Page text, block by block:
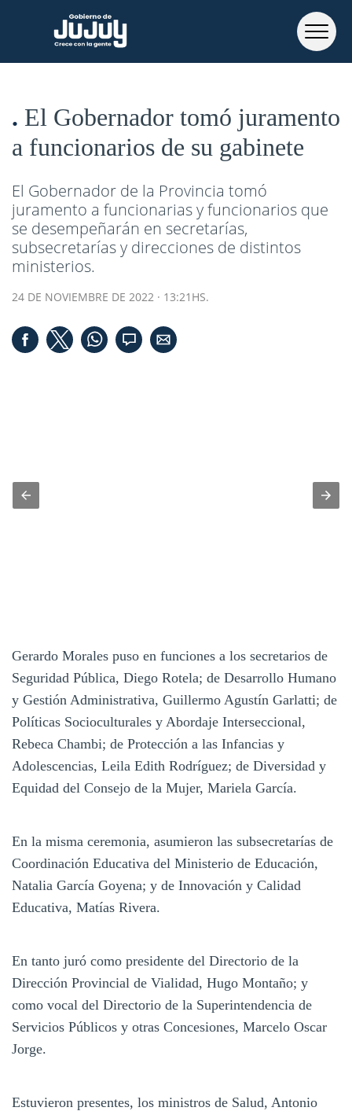
El Gobernador tomó juramento
a funcionarios de su gabinete
El Gobernador de la Provincia tomó
juramento a funcionarias y funcionarios que
se desempeñarán en secretarías,
subsecretarías y direcciones de distintos
ministerios.
24 DE NOVIEMBRE DE 2022 · 13:21HS.
Gerardo Morales puso en funciones a los secretarios de
Seguridad Pública, Diego Rotela; de Desarrollo Humano
y Gestión Administrativa, Guillermo Agustín Garlatti; de
Políticas Socioculturales y Abordaje Interseccional,
Rebeca Chambi; de Protección a las Infancias y
Adolescencias, Leila Edith Rodríguez; de Diversidad y
Equidad del Consejo de la Mujer, Mariela García.
En la misma ceremonia, asumieron las subsecretarías de
Coordinación Educativa del Ministerio de Educación,
Natalia García Goyena; y de Innovación y Calidad
Educativa, Matías Rivera.
En tanto juró como presidente del Directorio de la
Dirección Provincial de Vialidad, Hugo Montaño; y
como vocal del Directorio de la Superintendencia de
Servicios Públicos y otras Concesiones, Marcelo Oscar
Jorge.
Estuvieron presentes, los ministros de Salud, Antonio